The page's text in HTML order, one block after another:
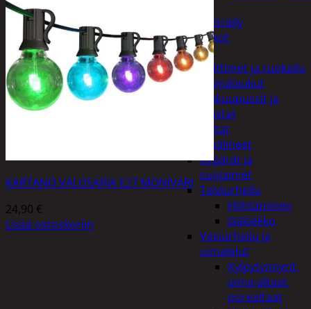
Polkupyöräily
Lukot
Retkeily
Keittimet ja ruokailu
Kylmälaukut
Makuupussit ja
alustat
Teltat
Urheiluvälineet
Kypärät ja
suojaimet
Talviurheilu
Hiihtäminen
Jääkiekko
Vesiurheilu ja
uimalelut
Kylpytynnyrit,
uima-altaat,
porealtaat
KARTANO VALOSARJA E27 MONIVÄRI
24,90 €
Lisää ostoskoriin